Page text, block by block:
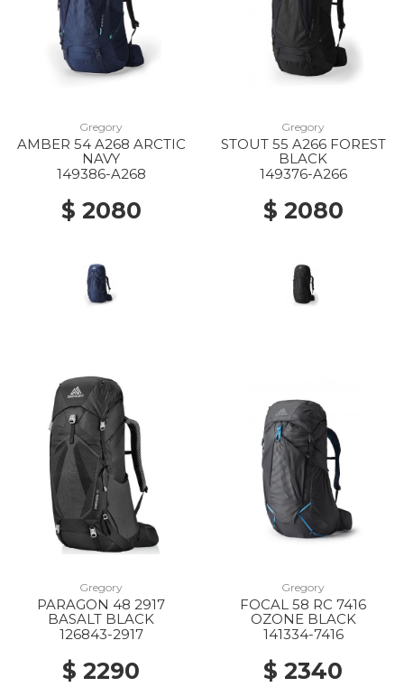
Gregory
AMBER 54 A268 ARCTIC
NAVY
149386-A268
$ 2080
Gregory
STOUT 55 A266 FOREST
BLACK
149376-A266
$ 2080
Gregory
PARAGON 48 2917
BASALT BLACK
126843-2917
$ 2290
Gregory
FOCAL 58 RC 7416
OZONE BLACK
141334-7416
$ 2340